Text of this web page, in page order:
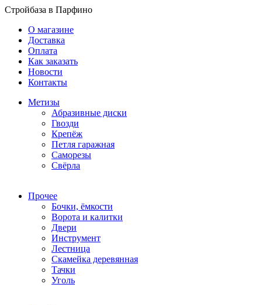
Стройбаза в Парфино
О магазине
Доставка
Оплата
Как заказать
Новости
Контакты
Метизы
Абразивные диски
Гвозди
Крепёж
Петля гаражная
Саморезы
Свёрла
Прочее
Бочки, ёмкости
Ворота и калитки
Двери
Инструмент
Лестница
Скамейка деревянная
Тачки
Уголь